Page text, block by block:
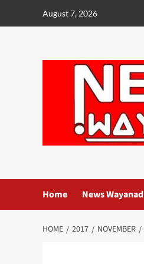
August 7, 2026
Home News Wayanad
HOME 2017 NOVEMBER